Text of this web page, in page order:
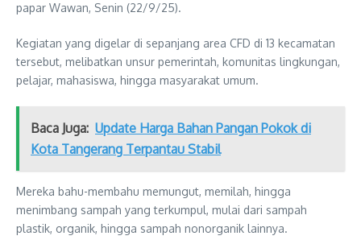
papar Wawan, Senin (22/9/25).
Kegiatan yang digelar di sepanjang area CFD di 13 kecamatan
tersebut, melibatkan unsur pemerintah, komunitas lingkungan,
pelajar, mahasiswa, hingga masyarakat umum.
Baca Juga: Update Harga Bahan Pangan Pokok di
Kota Tangerang Terpantau Stabil
Mereka bahu-membahu memungut, memilah, hingga
menimbang sampah yang terkumpul, mulai dari sampah
plastik, organik, hingga sampah nonorganik lainnya.